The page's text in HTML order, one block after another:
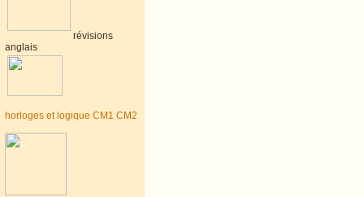
révisions
anglais
horloges et logique CM1 CM2